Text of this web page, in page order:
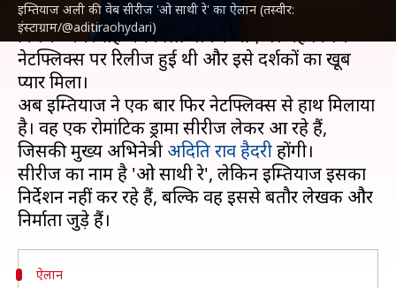
इम्तियाज अली की वेब सीरीज 'ओ साथी रे' का ऐलान (तस्वीर:
इंस्टाग्राम/@aditiraohydari)
इम्तियाज अलीपिछली बार दिलजीत दोसांझ के साथ
फिल्म 'अमर सिंह चमकीला' लेकर आए थे। यह फिल्म
नेटफ्लिक्स पर रिलीज हुई थी और इसे दर्शकों का खूब
प्यार मिला।
अब इम्तियाज ने एक बार फिर नेटफ्लिक्स से हाथ मिलाया
है। वह एक रोमांटिक ड्रामा सीरीज लेकर आ रहे हैं,
जिसकी मुख्य अभिनेत्री अदिति राव हैदरीहोंगी।
सीरीज का नाम है 'ओ साथी रे', लेकिन इम्तियाज इसका
निर्देशन नहीं कर रहे हैं, बल्कि वह इससे बतौर लेखक और
ऐलान